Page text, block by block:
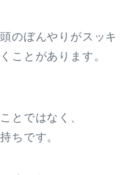
のぼんやりがスッキ
ことがあります。
とではなく、
ちです。